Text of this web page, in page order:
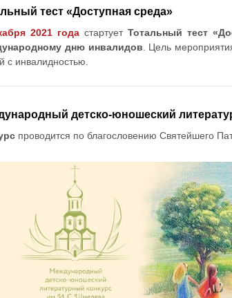
тест «Доступная среда»
2021 года стартуетТотальный тест
дню инвалидов. Цель
с инвалидностью.
детско-юношеский
проводится по благословению Святейшего